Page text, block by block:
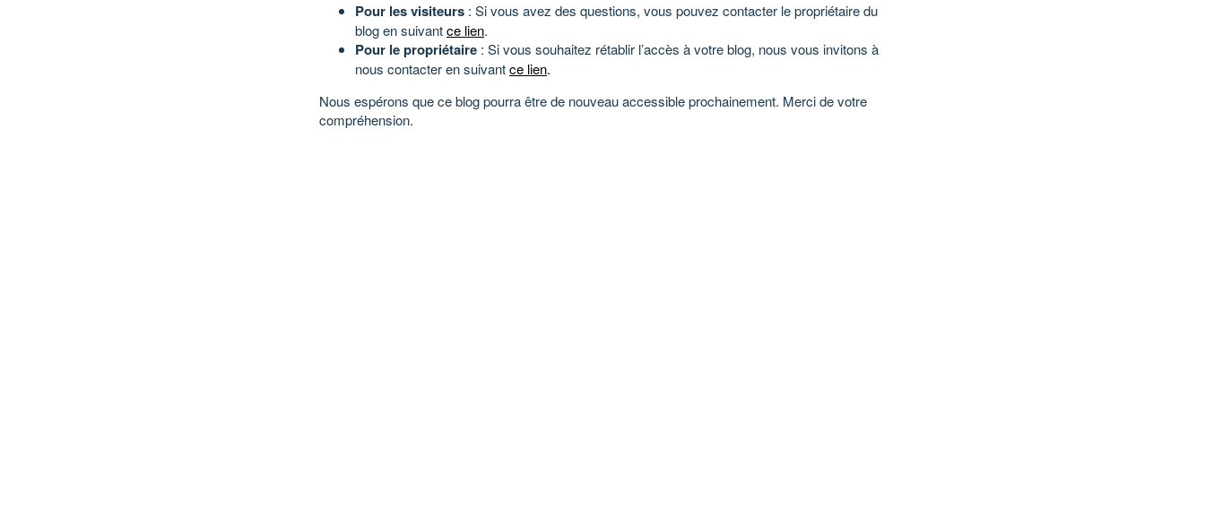
Pour les visiteurs : Si vous avez des questions, vous pouvez contacter le propriétaire du
blog en suivantce lien.
Pour le propriétaire : Si vous souhaitez rétablir l’accès à votre blog, nous vous invitons à
nous contacter en suivantce lien.
Nous espérons que ce blog pourra être de nouveau accessible prochainement. Merci de votre
compréhension.